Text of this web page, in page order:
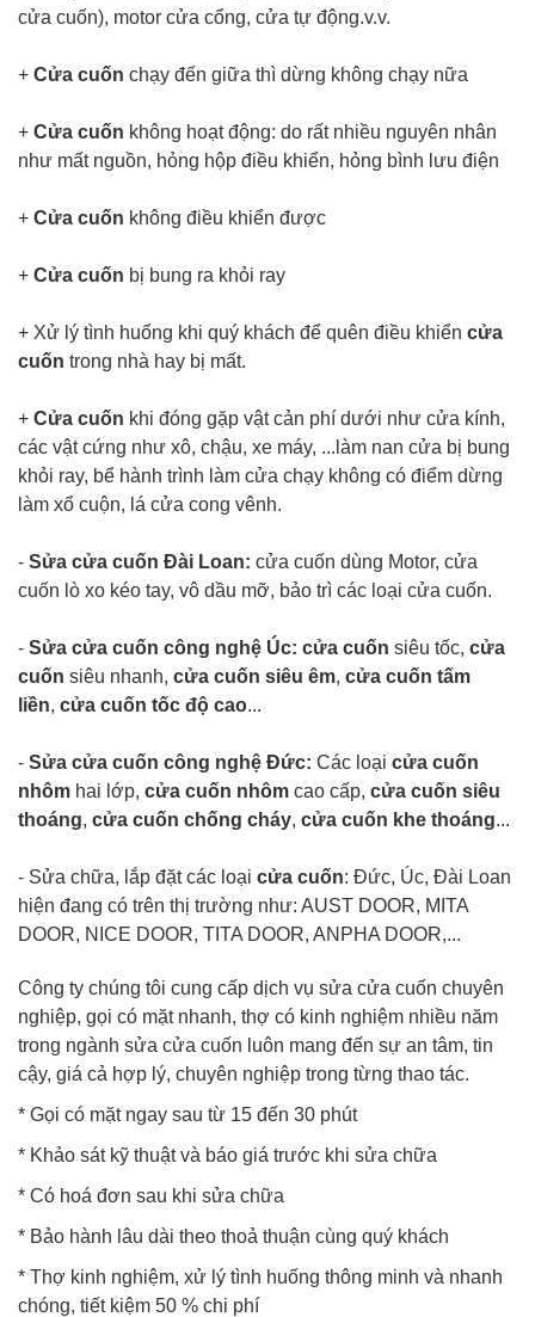
cửa cuốn), motor cửa cổng, cửa tự động.v.v.
+ Cửa cuốn chạy đến giữa thì dừng không chạy nữa
+ Cửa cuốn không hoạt động: do rất nhiều nguyên nhân
như mất nguồn, hỏng hộp điều khiển, hỏng bình lưu điện
+ Cửa cuốn không điều khiển được
+ Cửa cuốn bị bung ra khỏi ray
+ Xử lý tình huống khi quý khách để quên điều khiển cửa
cuốn trong nhà hay bị mất.
+ Cửa cuốn khi đóng gặp vật cản phí dưới như cửa kính,
các vật cứng như xô, chậu, xe máy, ...làm nan cửa bị bung
khỏi ray, bể hành trình làm cửa chạy không có điểm dừng
làm xổ cuộn, lá cửa cong vênh.
- Sửa cửa cuốn Đài Loan: cửa cuốn dùng Motor, cửa
cuốn lò xo kéo tay, vô dầu mỡ, bảo trì các loại cửa cuốn.
- Sửa cửa cuốn công nghệ Úc: cửa cuốn siêu tốc, cửa
cuốn siêu nhanh, cửa cuốn siêu êm, cửa cuốn tấm
liền, cửa cuốn tốc độ cao...
- Sửa cửa cuốn công nghệ Đức: Các loại cửa cuốn
nhôm hai lớp, cửa cuốn nhôm cao cấp, cửa cuốn siêu
thoáng, cửa cuốn chống cháy, cửa cuốn khe thoáng...
- Sửa chữa, lắp đặt các loại cửa cuốn: Đức, Úc, Đài Loan
hiện đang có trên thị trường như: AUST DOOR, MITA
DOOR, NICE DOOR, TITA DOOR, ANPHA DOOR,...
Công ty chúng tôi cung cấp dịch vụ sửa cửa cuốn chuyên
nghiệp, gọi có mặt nhanh, thợ có kinh nghiệm nhiều năm
trong ngành sửa cửa cuốn luôn mang đến sự an tâm, tin
cậy, giá cả hợp lý, chuyên nghiệp trong từng thao tác.
* Gọi có mặt ngay sau từ 15 đến 30 phút
* Khảo sát kỹ thuật và báo giá trước khi sửa chữa
* Có hoá đơn sau khi sửa chữa
* Bảo hành lâu dài theo thoả thuận cùng quý khách
* Thợ kinh nghiệm, xử lý tình huống thông minh và nhanh
chóng, tiết kiệm 50 % chi phí